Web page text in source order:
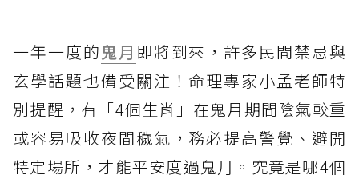
一年一度的鬼月 即將到來，許多民間禁忌與
玄學話題也備受關注！命理專家小孟老師特
別提醒，有「4個生肖」在鬼月期間陰氣較重
或容易吸收夜間穢氣，務必提高警覺、避開
特定場所，才能平安度過鬼月。究竟是哪4個